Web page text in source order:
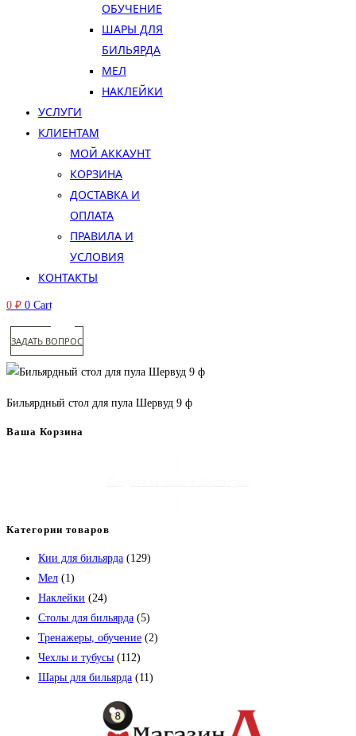
ОБУЧЕНИЕ
ШАРЫ ДЛЯ
БИЛЬЯРДА
МЕЛ
НАКЛЕЙКИ
УСЛУГИ
КЛИЕНТАМ
МОЙ АККАУНТ
КОРЗИНА
ДОСТАВКА И
ОПЛАТА
ПРАВИЛА И
УСЛОВИЯ
КОНТАКТЫ
0 ₽ 0 Cart
ЗАДАТЬ ВОПРОС
Бильярдный стол для пула Шервуд 9 ф
Ваша Корзина
Категории товаров
Кии для бильярда (129)
Мел (1)
Наклейки (24)
Столы для бильярда (5)
Тренажеры, обучение (2)
Чехлы и тубусы (112)
Шары для бильярда (11)